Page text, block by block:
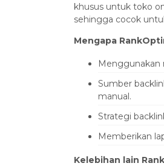
khusus untuk toko
sehingga cocok
Mengapa
Menggunakan
Sumber
manual.
Strategi
Memberikan
Kelebihan lain